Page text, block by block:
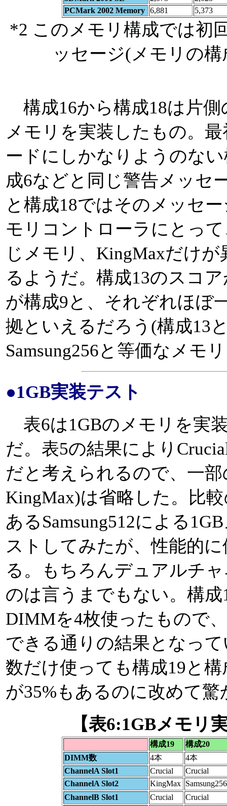
PCMark 2002 Memory 6,881 5,373
*2 このメモリ構成では初
ッセージ(メモリの
構成16から構成18は片
メモリを実装したもの。
ードにしかなりようのな
成6などと同じ警告メッセ
と構成18ではそのメッセ
モリコントローラにとって
じメモリ、KingMaxだけ
るようだ。構成13のスコ
が構成9と、それぞれほぼ
拠といえるだろう(構成13
Samsung256と等価なメモ
●1GB実装テスト
表6は1GBのメモリを実
だ。表5の結果により
だと考えられるので、一部
KingMax)は省略した。比
あるSamsung512による
ストしてみたが、性能的
る。もちろんデュアルチ
のは言うまでもない。構
DIMMを4枚使ったもので
できる通りの結果となっ
数だけ使っても構成19と
が35%もあるのに改めて驚
【表6:1GBメモリ
構成19
構成20
DIMM数
4本
4本
ChannelA Slot1
Crucial
Crucial
ChannelA Slot2
KingMax Samsung256
ChannelB Slot1
Crucial
Crucial